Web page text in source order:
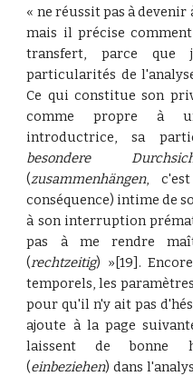
« ne réussit pas à
mais il précise
transfert, parce
particularités de
Ce qui constitue son
comme propre à
introductrice, sa
besondere
(zusammenhängen,
conséquence) intime de
à son interruption
pas à me rendre
(rechtzeitig) »[19].
temporels, les
pour qu'il n'y ait pas
ajoute à la page
laissent de bonne
(einbeziehen) dans